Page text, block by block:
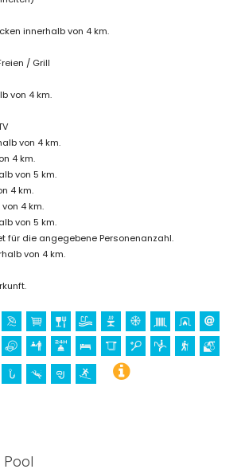
für Ihren Urlaub in
Kultur in Benitachell, Costa Blanca
(Pueblo Histórico, Benitachell),
Histórico und Benitachell) (innerhalb von 5
Javea), Kirche (Parroquia de Santa María
Burg (Castell de Teulada-Moraira), Ruine
von der Unterkunft)
Mountainbiking, Radfahren, Kanufahren,
Tauchen, Schnorcheln und Surfen (innerhalb von
Villa)
(innerhalb von 10 Kilometern von der Villa)
25 Kilometern von der Villa)
innerhalb von 4 km.
/ Grill
von 4 km.
von 4 km.
4 km.
von 5 km.
4 km.
4 km.
von 5 km.
für die angegebene Personenanzahl.
von 4 km.